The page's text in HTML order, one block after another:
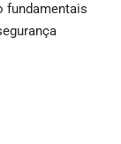
fundamentais